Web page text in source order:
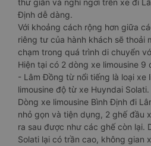
thư giãn và nghỉ ngơi trên xe đi
Định dễ dàng.
Với khoảng cách rộng hơn giữa
riêng tư của hành khách sẽ thoải
chạm trong quá trình di chuyển
Hiện tại có 2 dòng xe limousine 9
- Lâm Đồng từ nổi tiếng là loại xe
limousine độ từ xe Huyndai Solati.
Dòng xe limousine Bình Định đi
nhỏ gọn và tiện dụng, 2 ghế đầu
ra sau được như các ghế còn lại.
Solati lại có trần cao, không gian